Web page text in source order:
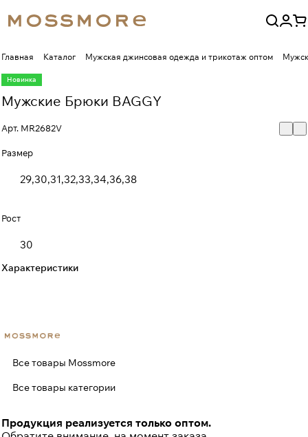
Главная Каталог Мужская джинсовая одежда и трикотаж оптом
Новинка
Мужские Брюки BAGGY
Арт. MR2682V
Размер
29,30,31,32,33,34,36,38
Рост
30
Характеристики
Все товары Mossmore
Все товары категории
Продукция реализуется только оптом.